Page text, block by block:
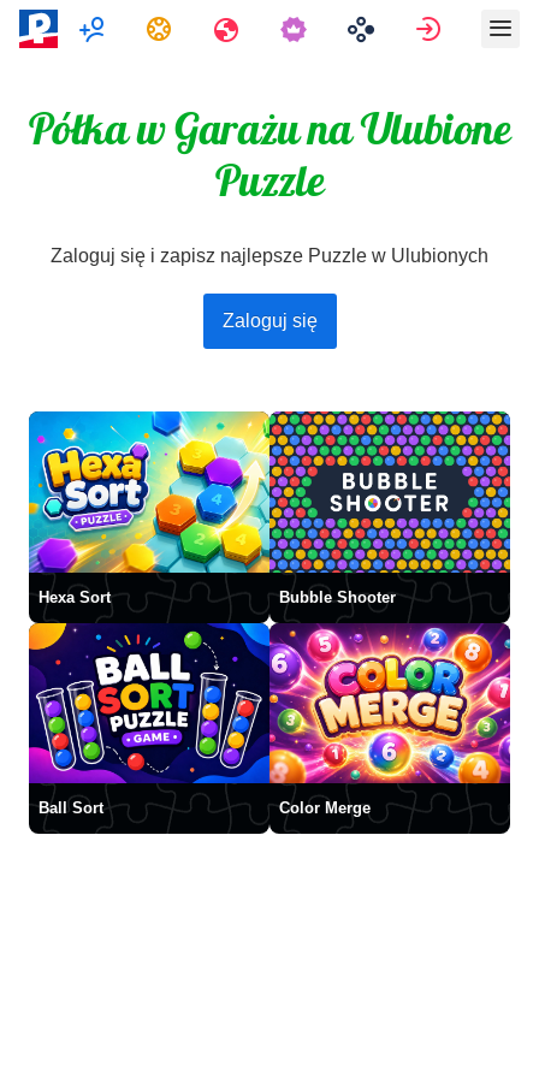
MultiplayerZadania Podróże Zaloguj
Półka w Garażu na Ulubione
Puzzle
Zaloguj się i zapisz najlepsze Puzzle w Ulubionych
Zaloguj się
Hexa Sort Bubble Shooter
Ball Sort Color Merge